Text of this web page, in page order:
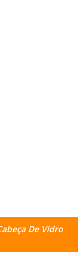
De Vidro